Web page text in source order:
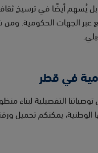
يُسهم أيضًا في ترسيخ
الجهات الحكومية. ومن
في قطر
التفصيلية لبناء
يمكنكم تحميل ورقتنا